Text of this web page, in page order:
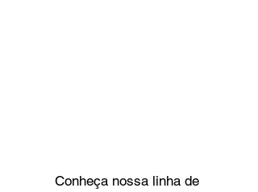
Conheça nossa linha de